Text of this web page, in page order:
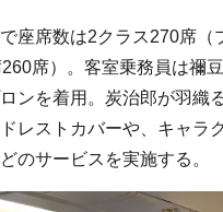
座席数は2クラス270席（
席）。客室乗務員は禰
ンを着用。炭治郎が羽織
レストカバーや、キャラ
のサービスを実施する。